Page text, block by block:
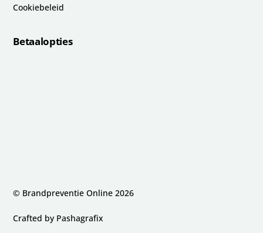
Cookiebeleid
Betaalopties
© Brandpreventie Online2026
Crafted by Pashagrafix